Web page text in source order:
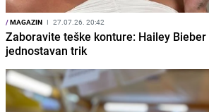
/MAGAZIN I 27.07.26. 20:42
Zaboravite teške konture: Hailey
jednostavan trik